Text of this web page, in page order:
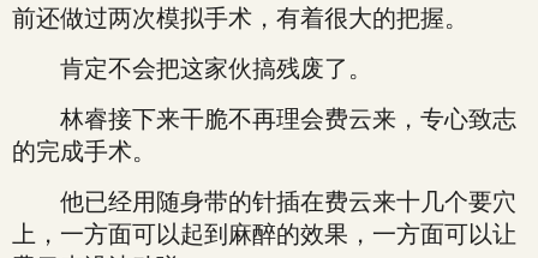
前还做过两次模拟手术，有着很大的把握。
肯定不会把这家伙搞残废了。
林睿接下来干脆不再理会费云来，专心致志
的完成手术。
他已经用随身带的针插在费云来十几个要穴
上，一方面可以起到麻醉的效果，一方面可以让